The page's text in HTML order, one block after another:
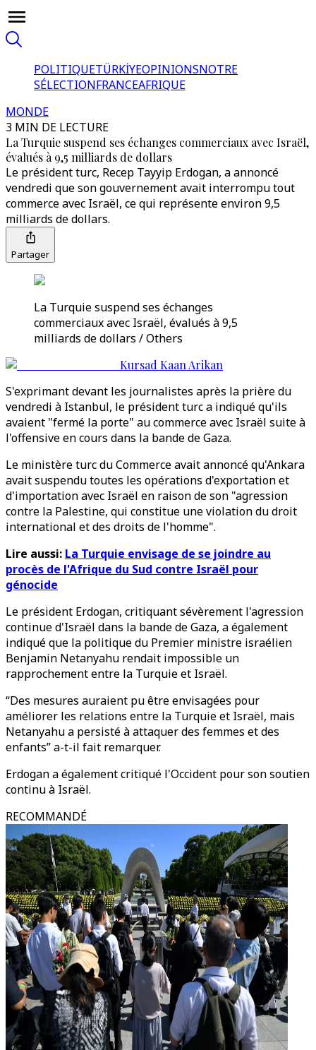
POLITIQUETÜRKİYEOPINIONSNOTRE
SÉLECTIONFRANCEAFRIQUE
MONDE
3 MIN DE LECTURE
La Turquie suspend ses échanges commerciaux avec Israël,
évalués à 9,5 milliards de dollars
Le président turc, Recep Tayyip Erdogan, a annoncé
vendredi que son gouvernement avait interrompu tout
commerce avec Israël, ce qui représente environ 9,5
milliards de dollars.
Partager
La Turquie suspend ses échanges
commerciaux avec Israël, évalués à 9,5
milliards de dollars / Others
Kursad Kaan Arikan
S'exprimant devant les journalistes après la prière du
vendredi à Istanbul, le président turc a indiqué qu'ils
avaient "fermé la porte" au commerce avec Israël suite à
l'offensive en cours dans la bande de Gaza.
Le ministère turc du Commerce avait annoncé qu'Ankara
avait suspendu toutes les opérations d'exportation et
d'importation avec Israël en raison de son "agression
contre la Palestine, qui constitue une violation du droit
international et des droits de l'homme".
Lire aussi: La Turquie envisage de se joindre au
procès de l'Afrique du Sud contre Israël pour
génocide
Le président Erdogan, critiquant sévèrement l'agression
continue d'Israël dans la bande de Gaza, a également
indiqué que la politique du Premier ministre israélien
Benjamin Netanyahu rendait impossible un
rapprochement entre la Turquie et Israël.
“Des mesures auraient pu être envisagées pour
améliorer les relations entre la Turquie et Israël, mais
Netanyahu a persisté à attaquer des femmes et des
enfants” a-t-il fait remarquer.
Erdogan a également critiqué l'Occident pour son soutien
continu à Israël.
RECOMMANDÉ